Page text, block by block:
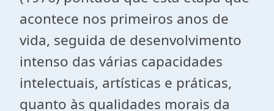
acontece nos primeiros anos de
vida, seguida de desenvolvimento
intenso das várias capacidades
intelectuais, artísticas e práticas,
quanto às qualidades morais da